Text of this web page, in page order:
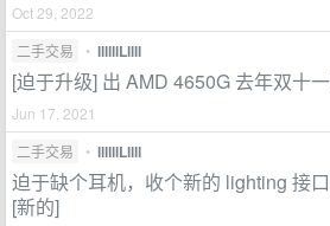
Oct 29, 2022
二手交易
• llllllLllll
[迫于升级] 出 AMD 4650G 去年双十
Jun 17, 2021
二手交易
• llllllLllll
迫于缺个耳机，收个新的 lighting 接
[新的]